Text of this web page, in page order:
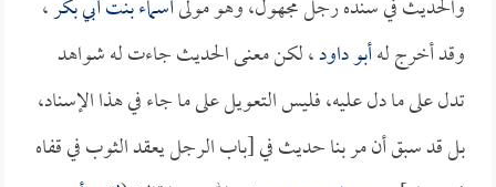
والحديث في سنده رجل مجهول، وهو مولىأسماء بنت أبي بكر،
وقد أخرج لهأبو داود، لكن معنى الحديث جاءت له شواهد
تدل على ما دل عليه، فليس التعويل على ما جاء في هذا الإسناد،
بل قد سبق أن مر بنا حديث في [باب الرجل يعقد الثوب في قفاه